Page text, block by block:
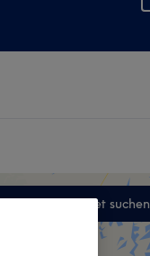
In diesem Gebiet suchen